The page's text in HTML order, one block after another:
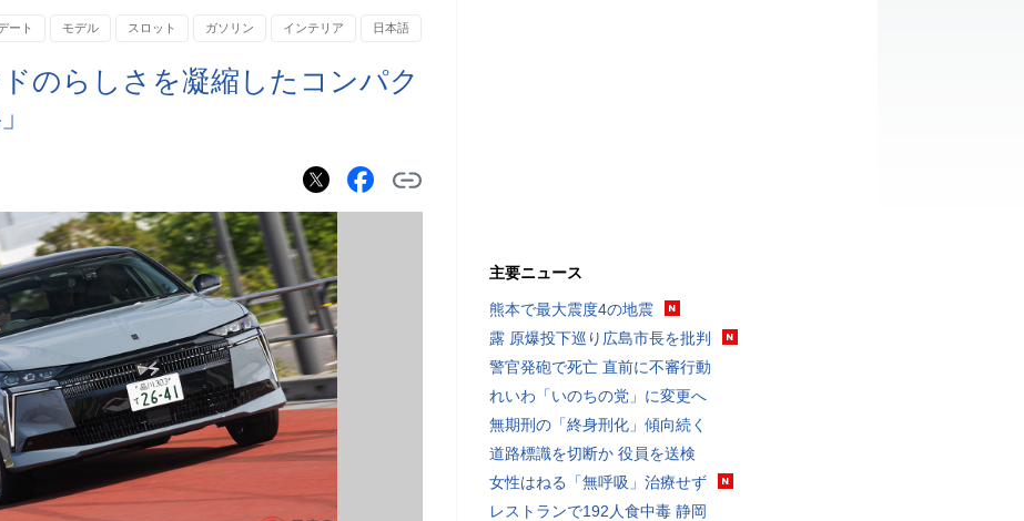
ート モデル スロット ガソリン インテリア 日本語
のらしさを凝縮したコンパク
主要ニュース
熊本で最大震度4の地震
露 原爆投下巡り広島市長を批判
警官発砲で死亡 直前に不審行動
れいわ「いのちの党」に変更へ
無期刑の「終身刑化」傾向続く
道路標識を切断か 役員を送検
女性はねる「無呼吸」治療せず
レストランで192人食中毒 静岡